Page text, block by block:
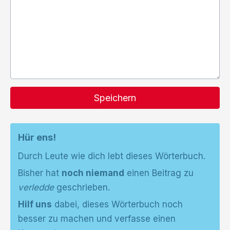
Speichern
Hür ens!
Durch Leute wie dich lebt dieses Wörterbuch.
Bisher hat noch niemand einen Beitrag zu
verleddegeschrieben.
Hilf uns dabei, dieses Wörterbuch noch
besser zu machen und verfasse einen